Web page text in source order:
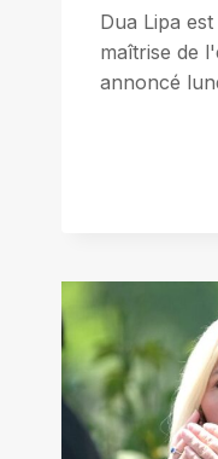
Dua Lipa
maîtrise de
annoncé